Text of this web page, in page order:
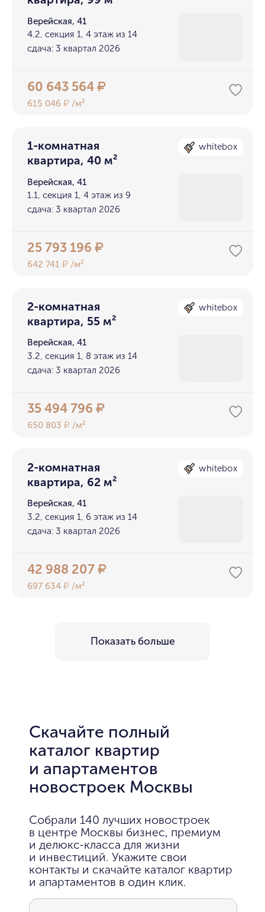
Верейская, 41
4.2, секция 1, 4 этаж из 14
сдача: 3 квартал 2026
60 643 564₽
615 046₽ /м²
1-комнатная
квартира, 40 м²
whitebox
Верейская, 41
1.1, секция 1, 4 этаж из 9
сдача: 3 квартал 2026
25 793 196₽
642 741₽ /м²
2-комнатная
квартира, 55 м²
whitebox
Верейская, 41
3.2, секция 1, 8 этаж из 14
сдача: 3 квартал 2026
35 494 796₽
650 803₽ /м²
2-комнатная
квартира, 62 м²
whitebox
Верейская, 41
3.2, секция 1, 6 этаж из 14
сдача: 3 квартал 2026
42 988 207₽
697 634₽ /м²
Показать больше
Скачайте полный
каталог квартир
и апартаментов
новостроек Москвы
Собрали 140 лучших новостроек
в центре Москвы бизнес, премиум
и делюкс-класса для жизни
и инвестиций. Укажите свои
контакты и скачайте каталог квартир
и апартаментов в один клик.